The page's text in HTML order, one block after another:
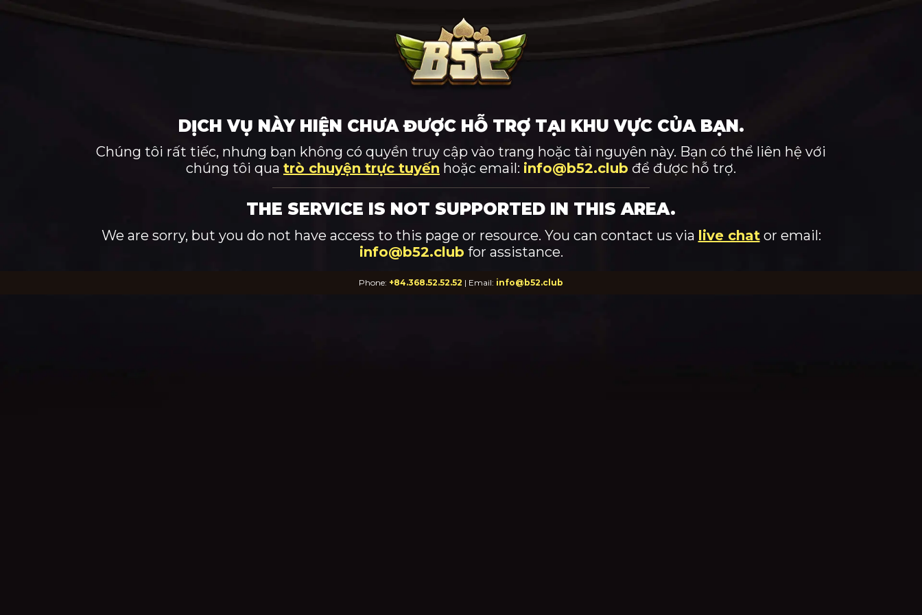
DỊCH VỤ NÀY HIỆN CHƯA ĐƯỢC HỖ TRỢ TẠI KHU VỰC CỦA BẠN.
Chúng tôi rất tiếc, nhưng bạn không có quyền truy cập vào trang hoặc tài nguyên này. Bạn có thể liên hệ với
chúng tôi qua trò chuyện trực tuyến hoặc email: info@b52.club để được hỗ trợ.
THE SERVICE IS NOT SUPPORTED IN THIS AREA.
We are sorry, but you do not have access to this page or resource. You can contact us via live chator email:
info@b52.club for assistance.
Phone: +84.368.52.52.52 | Email: info@b52.club